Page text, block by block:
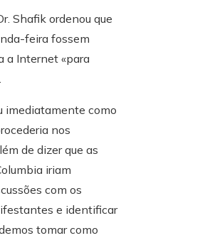
Shafik ordenou que
feira fossem
a Internet «para
imediatamente como
nos
de dizer que as
iriam
com os
e identificar
tomar como